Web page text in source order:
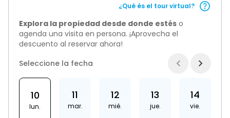
¿Qué és el tour virtual?
Explora la propiedad desde donde estés o
agenda una visita en persona. ¡Aprovecha el
descuento al reservar ahora!
Seleccione la fecha
10
lun.
11
mar.
12
mié.
13
jue.
14
vie.